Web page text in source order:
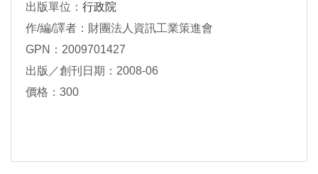
出版單位： 行政院
作/編/譯者：財團法人資訊工業策進會
GPN：2009701427
出版／創刊日期：2008-06
價格：300